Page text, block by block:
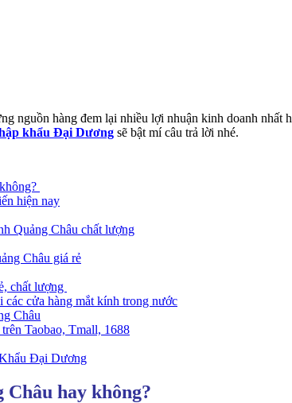
nguồn hàng đem lại nhiều lợi nhuận kinh doanh
khẩu Đại Dương sẽ bật mí câu trả lời nhé.
hiện nay
Quảng Châu chất lượng
Châu giá rẻ
chất lượng
cửa hàng mắt kính trong nước
Châu
Taobao, Tmall, 1688
Đại Dương
Châu hay không?